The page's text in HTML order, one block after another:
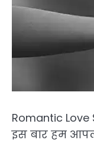
Romantic
इस बार हम